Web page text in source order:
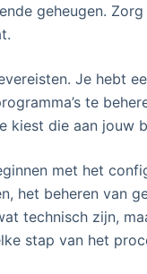
geheugen.
Je hebt
te
kiest die aan jouw
met het
het beheren van
technisch zijn,
stap van het